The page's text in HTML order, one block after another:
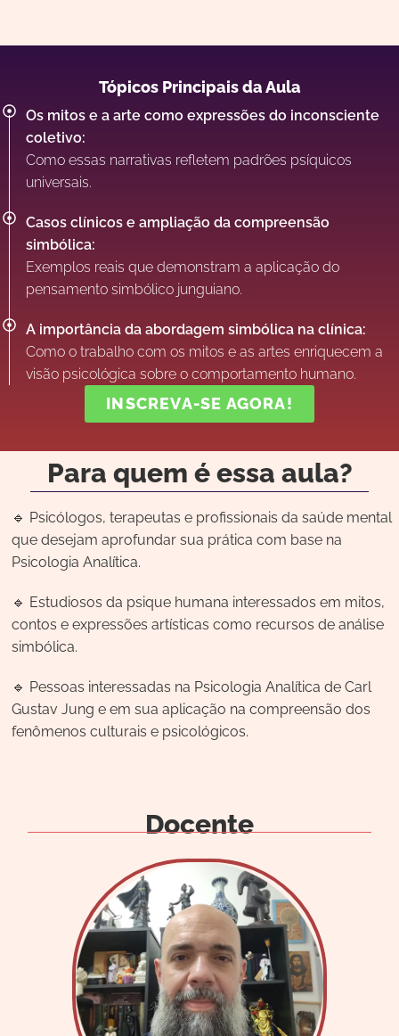
Tópicos Principais da Aula
Os mitos e a arte como expressões do inconsciente
coletivo:
Como essas narrativas refletem padrões psíquicos
universais.
Casos clínicos e ampliação da compreensão
simbólica:
Exemplos reais que demonstram a aplicação do
pensamento simbólico junguiano.
A importância da abordagem simbólica na clínica:
Como o trabalho com os mitos e as artes enriquecem a
visão psicológica sobre o comportamento humano.
INSCREVA-SE AGORA!
Para quem é essa aula?
🔹 Psicólogos, terapeutas e profissionais da saúde mental
que desejam aprofundar sua prática com base na
Psicologia Analítica.
🔹 Estudiosos da psique humana interessados em mitos,
contos e expressões artísticas como recursos de análise
simbólica.
🔹 Pessoas interessadas na Psicologia Analítica de Carl
Gustav Jung e em sua aplicação na compreensão dos
fenômenos culturais e psicológicos.
Docente